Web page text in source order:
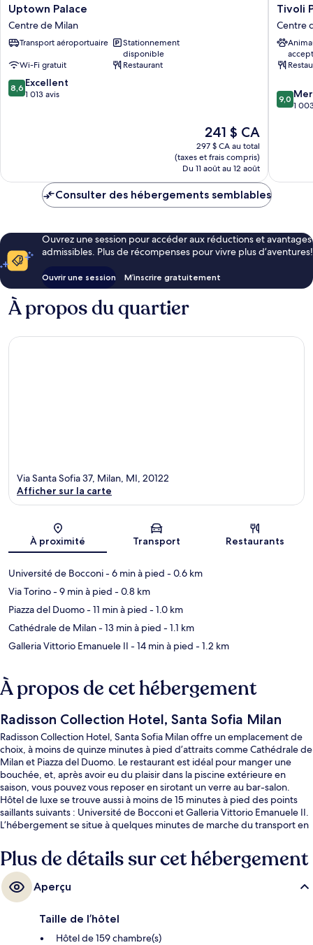
Uptown
Palace
Centre
de
Uptown Palace
Centre de Milan
Transport aéroportuaire
Stationnement
disponible
Wi-Fi gratuit
Restaurant
8.6
sur
8,6 Excellent
1 013 avis
Le
prix
est
de
241 $ CA
241 $ CA
297 $ CA au total
(taxes et frais compris)
Du 11 août au 12 août
Tivoli
Milano
Hotel
Centre
de
Tivoli
Centre
9.0
sur
9,0
1
Consulter des hébergements semblables
Ouvrez une session pour accéder aux réductions et avantages
admissibles. Plus de récompenses pour vivre plus d’aventures!
Ouvrir une session M’inscrire gratuitement
À propos du quartier
Carte
Via Santa Sofia 37, Milan, MI, 20122
Afficher sur la carte
À proximité Transport Restaurants
Université de Bocconi- 6 min à pied - 0.6 km
Via Torino- 9 min à pied - 0.8 km
Piazza del Duomo- 11 min à pied - 1.0 km
Cathédrale de Milan- 13 min à pied - 1.1 km
Galleria Vittorio Emanuele II - 14 min à pied - 1.2 km
À propos de cet hébergement
Radisson Collection Hotel, Santa Sofia Milan
Radisson Collection Hotel, Santa Sofia Milan offre un emplacement de
choix, à moins de quinze minutes à pied d’attraits comme Cathédrale de
Milan et Piazza del Duomo. Le restaurant est idéal pour manger une
bouchée, et, après avoir eu du plaisir dans la piscine extérieure en
saison, vous pouvez vous reposer en sirotant un verre au bar-salon.
Hôtel de luxe se trouve aussi à moins de 15 minutes à pied des points
saillants suivants : Université de Bocconi et Galleria Vittorio Emanuele II.
L’hébergement se situe à quelques minutes de marche du transport en
Corso Italia - Via Lusardi Tram Stop se trouve à 3 minutes.
Plus de détails sur cet hébergement
Aperçu
Taille de l’hôtel
Hôtel de 159 chambre(s)